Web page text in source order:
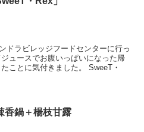
ドラビレッジフードセンターに行っ
ュースでお腹いっぱいになった帰
ことに気付きました。 SweeT・
香鍋＋楊枝甘露